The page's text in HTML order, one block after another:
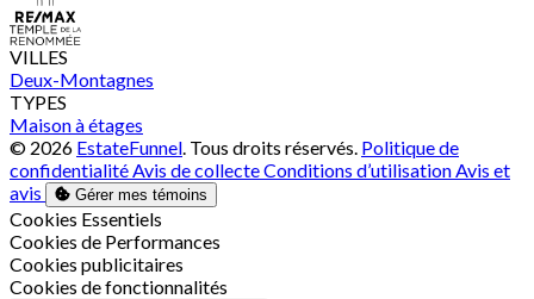
VILLES
Deux-Montagnes
TYPES
Maison à étages
© 2026 EstateFunnel . Tous droits réservés. Politique de
confidentialité Avis de collecteConditions d’utilisation Avis et
avis
Gérer mes témoins
Activer
Cookies Essentiels
Activer
Cookies de Performances
Activer
Cookies publicitaires
Activer
Cookies de fonctionnalités